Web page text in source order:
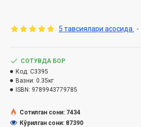
Hajmi:104 bet
5 тавсиялари асосида. -
СОТУВДА БОР
Код: C3395
Вазни: 0.35кг
ISBN: 9789943779785
Сотилган сони: 7434
Кўрилган сони: 87390